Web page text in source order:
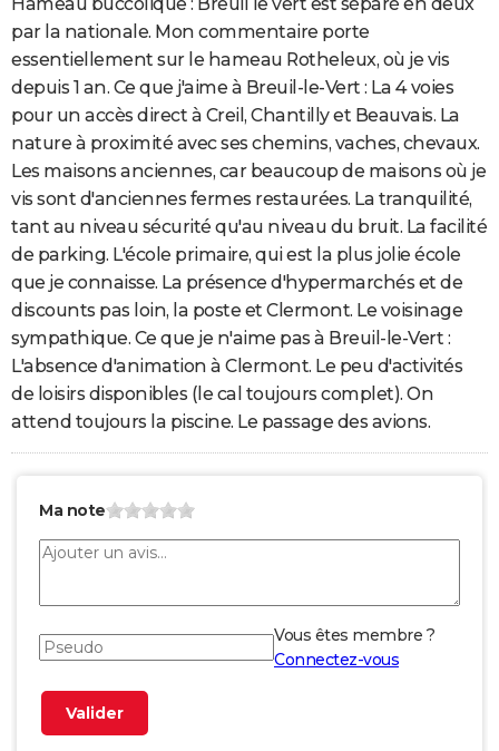
par la nationale. Mon commentaire porte
essentiellement sur le hameau Rotheleux, où je vis
depuis 1 an. Ce que j'aime à Breuil-le-Vert : La 4 voies
pour un accès direct à Creil, Chantilly et Beauvais. La
nature à proximité avec ses chemins, vaches, chevaux.
Les maisons anciennes, car beaucoup de maisons où je
vis sont d'anciennes fermes restaurées. La tranquilité,
tant au niveau sécurité qu'au niveau du bruit. La facilité
de parking. L'école primaire, qui est la plus jolie école
que je connaisse. La présence d'hypermarchés et de
discounts pas loin, la poste et Clermont. Le voisinage
sympathique. Ce que je n'aime pas à Breuil-le-Vert :
L'absence d'animation à Clermont. Le peu d'activités
de loisirs disponibles (le cal toujours complet). On
attend toujours la piscine. Le passage des avions.
Ma note
Vous êtes membre ?
Connectez-vous